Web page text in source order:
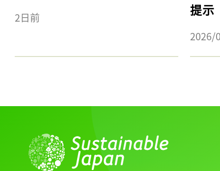
2日前
提示
2026/